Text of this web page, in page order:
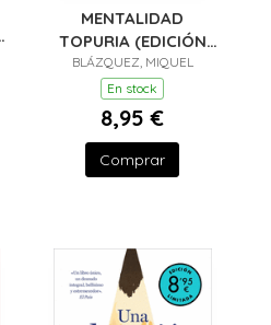
MENTALIDAD
TOPURIA (EDICIÓN
LIMITADA)
BLÁZQUEZ, MIQUEL
En stock
8,95 €
Comprar